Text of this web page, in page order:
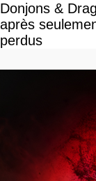
Donjons &
après
perdus